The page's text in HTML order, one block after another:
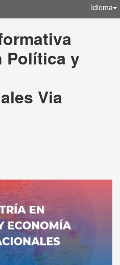
Idioma
Política y
Via